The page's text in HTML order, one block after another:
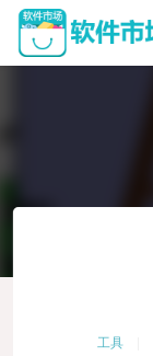
工具